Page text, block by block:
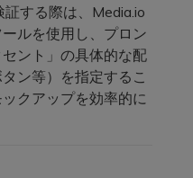
する際は、Media.io
ルを使用し、プロン
ント」の具体的な配
ン等）を指定するこ
クアップを効率的に